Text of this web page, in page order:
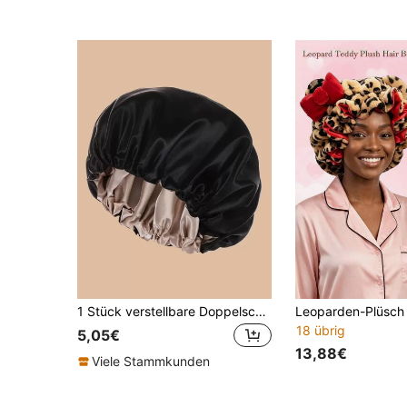
1 Stück verstellbare Doppelschicht Satin Schlafmütze, hergestellt aus glatter Satin-Qualität, praktisches Design mit Gummiband und Zugband, antistatisch und atmungsaktiv, geeignet zum Schlafen, für den SPA-Bereich und zum Tragen während des Ramadan, in Schwarz erhältlich
5,05€
Viele Stammkunden
18 übrig
13,88€